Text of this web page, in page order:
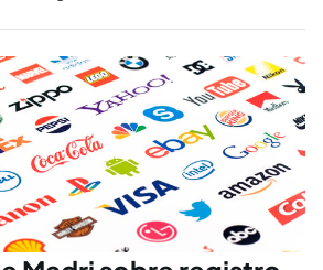
figurativo caracterizado